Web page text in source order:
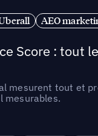
AEO
Score : tout
mesurent tout et
mesurables.